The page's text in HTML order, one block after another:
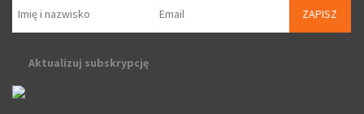
ZAPISZ
Aktualizuj subskrypcję